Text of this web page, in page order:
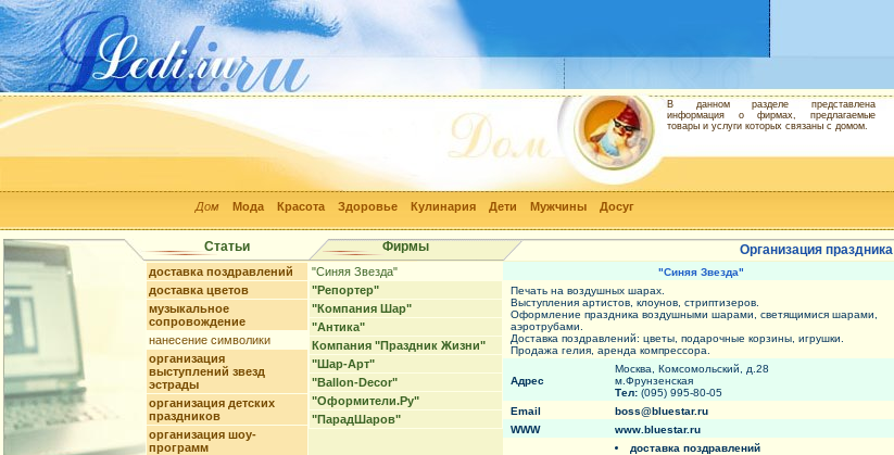
Дом Мода Красота Здоровье Кулинария Дети Мужчины Досуг
В данном разделе представлена
информация о фирмах, предлагаемые
товары и услуги которых связаны с домом.
Статьи Фирмы Организация праздника
доставка поздравлений
доставка цветов
музыкальное
сопровождение
нанесение символики
организация
выступлений звезд
эстрады
организация детских
праздников
организация шоу-
программ
"Синяя Звезда"
"Репортер"
"Компания Шар"
"Антика"
Компания "Праздник Жизни"
"Шар-Арт"
"Ballon-Decor"
"Оформители.Ру"
"ПарадШаров"
"Синяя Звезда"
Печать на воздушных шарах.
Выступления артистов, клоунов, стриптизеров.
Оформление праздника воздушными шарами, светящимися шарами,
аэротрубами.
Доставка поздравлений: цветы, подарочные корзины, игрушки.
Продажа гелия, аренда компрессора.
Адрес
Москва, Комсомольский, д.28
м.Фрунзенская
Тел: (095) 995-80-05
Email
boss@bluestar.ru
WWW
www.bluestar.ru
доставка поздравлений